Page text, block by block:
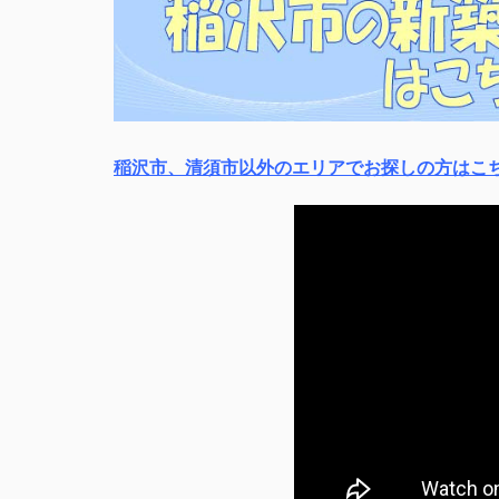
稲沢市、清須市以外のエリアでお探しの方はこ